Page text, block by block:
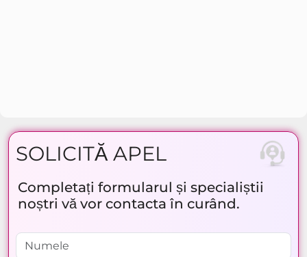
SOLICITĂ APEL
Completați formularul și specialiștii
noștri vă vor contacta în curând.